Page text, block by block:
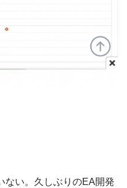
ない。久しぶりのEA開発